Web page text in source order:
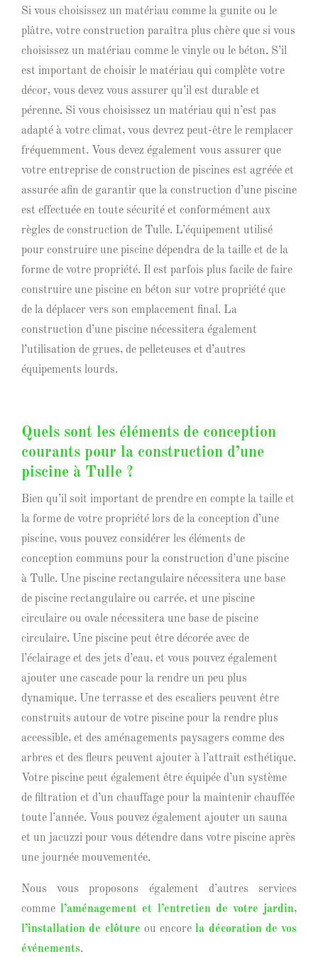
Si vous choisissez un matériau comme la gunite ou le
plâtre, votre construction paraîtra plus chère que si vous
choisissez un matériau comme le vinyle ou le béton. S’il
est important de choisir le matériau qui complète votre
décor, vous devez vous assurer qu’il est durable et
pérenne. Si vous choisissez un matériau qui n’est pas
adapté à votre climat, vous devrez peut-être le remplacer
fréquemment. Vous devez également vous assurer que
votre entreprise de construction de piscines est agréée et
assurée afin de garantir que la construction d’une piscine
est effectuée en toute sécurité et conformément aux
règles de construction de Tulle. L’équipement utilisé
pour construire une piscine dépendra de la taille et de la
forme de votre propriété. Il est parfois plus facile de faire
construire une piscine en béton sur votre propriété que
de la déplacer vers son emplacement final. La
construction d’une piscine nécessitera également
l’utilisation de grues, de pelleteuses et d’autres
équipements lourds.
Quels sont les éléments de conception
courants pour la construction d’une
piscine à Tulle ?
Bien qu’il soit important de prendre en compte la taille et
la forme de votre propriété lors de la conception d’une
piscine, vous pouvez considérer les éléments de
conception communs pour la construction d’une piscine
à Tulle. Une piscine rectangulaire nécessitera une base
de piscine rectangulaire ou carrée, et une piscine
circulaire ou ovale nécessitera une base de piscine
circulaire. Une piscine peut être décorée avec de
l’éclairage et des jets d’eau, et vous pouvez également
ajouter une cascade pour la rendre un peu plus
dynamique. Une terrasse et des escaliers peuvent être
construits autour de votre piscine pour la rendre plus
accessible, et des aménagements paysagers comme des
arbres et des fleurs peuvent ajouter à l’attrait esthétique.
Votre piscine peut également être équipée d’un système
de filtration et d’un chauffage pour la maintenir chauffée
toute l’année. Vous pouvez également ajouter un sauna
et un jacuzzi pour vous détendre dans votre piscine après
une journée mouvementée.
Nous vous proposons également d’autres services
commel’aménagement et l’entretien de votre jardin,
l’installation de clôture ou encorela décoration de vos
événements.